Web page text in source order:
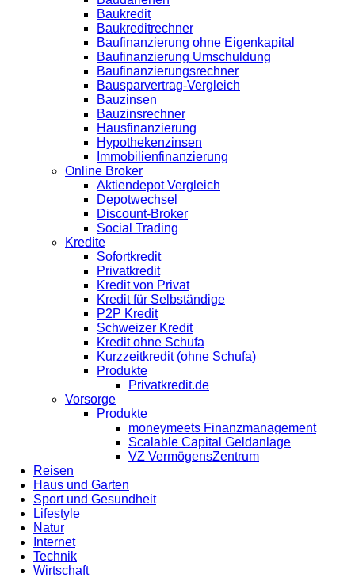
Baukredit
Baukreditrechner
Baufinanzierung ohne Eigenkapital
Baufinanzierung Umschuldung
Baufinanzierungsrechner
Bausparvertrag-Vergleich
Bauzinsen
Bauzinsrechner
Hausfinanzierung
Hypothekenzinsen
Immobilienfinanzierung
Online Broker
Aktiendepot Vergleich
Depotwechsel
Discount-Broker
Social Trading
Kredite
Sofortkredit
Privatkredit
Kredit von Privat
Kredit für Selbständige
P2P Kredit
Schweizer Kredit
Kredit ohne Schufa
Kurzzeitkredit (ohne Schufa)
Produkte
Privatkredit.de
Vorsorge
Produkte
moneymeets Finanzmanagement
Scalable Capital Geldanlage
VZ VermögensZentrum
Reisen
Haus und Garten
Sport und Gesundheit
Lifestyle
Natur
Internet
Technik
Wirtschaft